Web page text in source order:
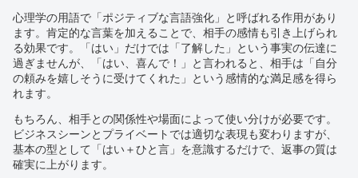
心理学の用語で「ポジティブな言語強化」と呼ばれる作用があり
ます。肯定的な言葉を加えることで、相手の感情も引き上げられ
る効果です。「はい」だけでは「了解した」という事実の伝達に
過ぎませんが、「はい、喜んで！」と言われると、相手は「自分
の頼みを嬉しそうに受けてくれた」という感情的な満足感を得ら
れます。
もちろん、相手との関係性や場面によって使い分けが必要です。
ビジネスシーンとプライベートでは適切な表現も変わりますが、
基本の型として「はい＋ひと言」を意識するだけで、返事の質は
確実に上がります。